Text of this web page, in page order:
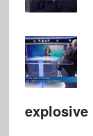
explosive